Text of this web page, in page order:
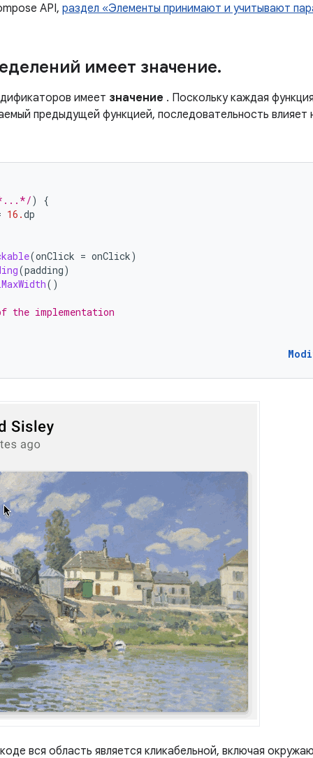
API, раздел «Элементы принимают и учитывают
имеет значение.
имеет значение . Поскольку каждая
предыдущей функцией, последовательность влияет
)
{
16.dp
(onClick = onClick)
(padding)
()
the implementation
вся область является кликабельной, включая